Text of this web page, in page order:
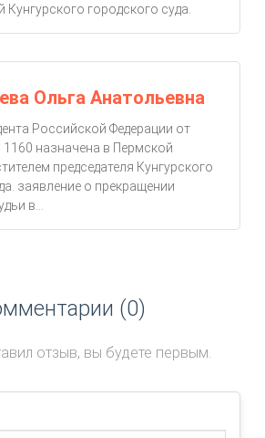
Кунгурского городского суда.
Ольга Анатольевна
Российской Федерации от
1160 назначена в Пермской
председателя Кунгурского
заявление о прекращении
в...
(0)
отзыв, вы будете первым.